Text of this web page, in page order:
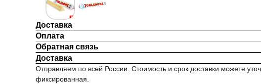
Доставка
Оплата
Обратная связь
Доставка
Отправляем по всей России. Стоимость и срок доставки можете
фиксированная.